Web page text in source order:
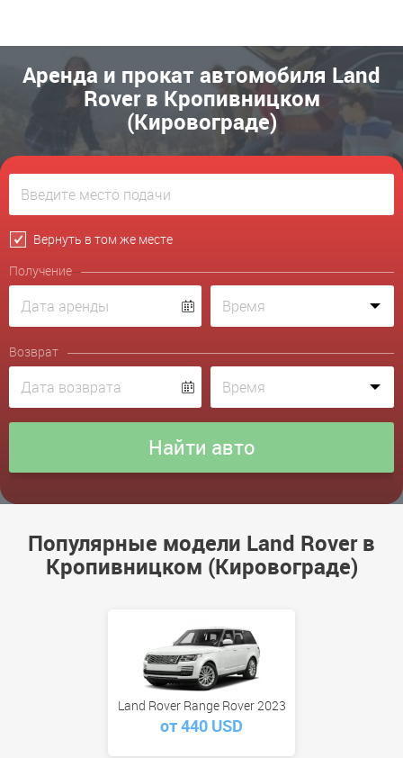
Аренда и прокат автомобиля Land
Rover в Кропивницком
(Кировограде)
Вернуть в том же месте
Получение
Возврат
Популярные модели Land Rover в
Кропивницком (Кировограде)
Land Rover Range Rover 2023
от 440 USD